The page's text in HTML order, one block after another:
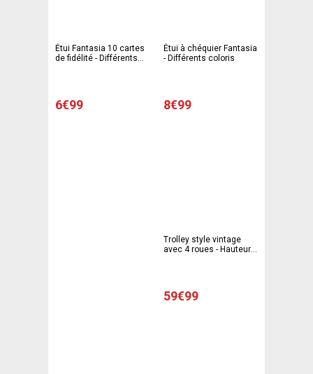
Étui Fantasia 10 cartes
de fidélité - Différents
6€99
Étui à chéquier Fantasia
- Différents coloris
8€99
Trolley style vintage
avec 4 roues - Hauteur
59€99